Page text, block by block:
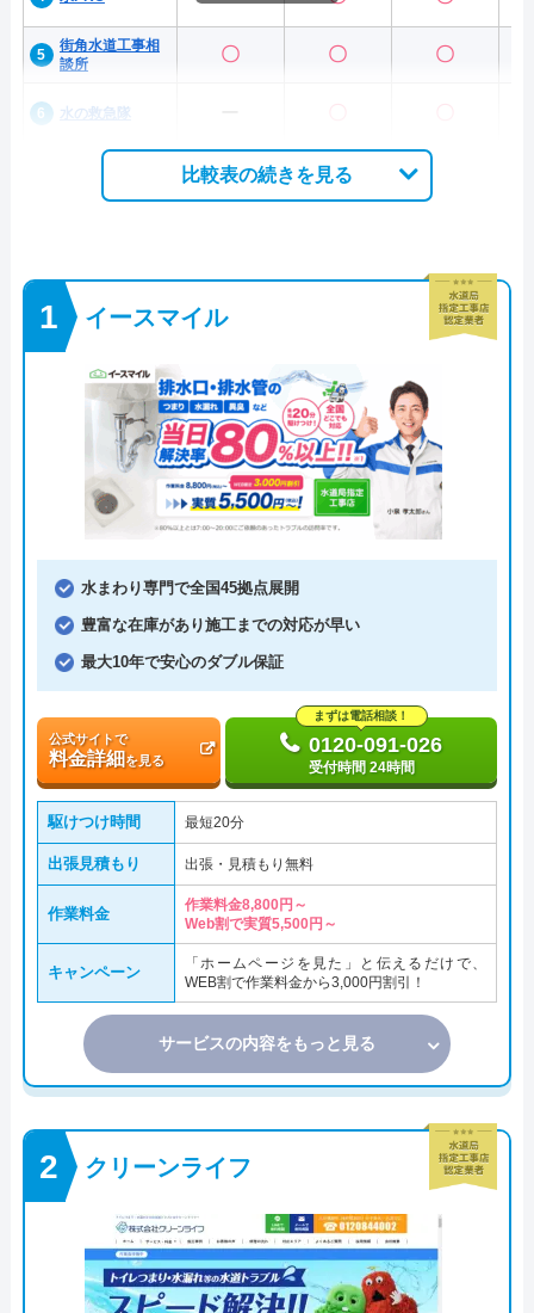
街角水道工事相
談所
〇 〇 〇
水の救急隊
比較表の続きを見る
イースマイル
水まわり専門で全国45拠点展開
豊富な在庫があり施工までの対応が早い
最大10年で安心のダブル保証
公式サイトで
料金詳細を見る
まずは電話相談！
0120-091-026
受付時間 24時間
駆けつけ時間 最短20分
出張見積もり 出張・見積もり無料
作業料金
作業料金8,800円～
Web割で実質5,500円～
キャンペーン
「ホームページを見た」と伝えるだけで、
WEB割で作業料金から3,000円割引！
サービスの内容をもっと見る
クリーンライフ